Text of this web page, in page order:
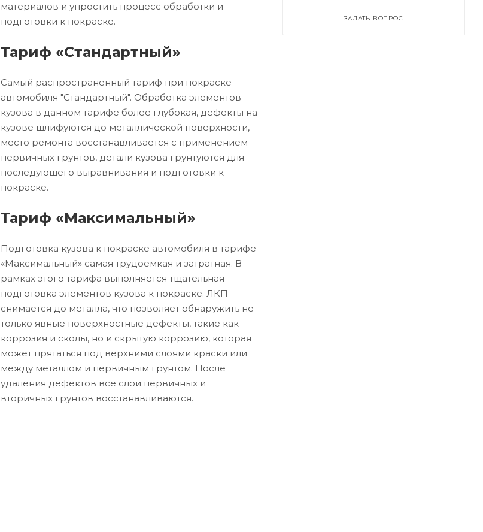
материалов и упростить процесс обработки и
подготовки к покраске.
Тариф «Стандартный»
Самый распространенный тариф при покраске
автомобиля "Стандартный". Обработка элементов
кузова в данном тарифе более глубокая, дефекты на
кузове шлифуются до металлической поверхности,
место ремонта восстанавливается с применением
первичных грунтов, детали кузова грунтуются для
последующего выравнивания и подготовки к
покраске.
Тариф «Максимальный»
Подготовка кузова к покраске автомобиля в тарифе
«Максимальный» самая трудоемкая и затратная. В
рамках этого тарифа выполняется тщательная
подготовка элементов кузова к покраске. ЛКП
снимается до металла, что позволяет обнаружить не
только явные поверхностные дефекты, такие как
коррозия и сколы, но и скрытую коррозию, которая
может прятаться под верхними слоями краски или
между металлом и первичным грунтом. После
удаления дефектов все слои первичных и
вторичных грунтов восстанавливаются.
ЗАДАТЬ ВОПРОС